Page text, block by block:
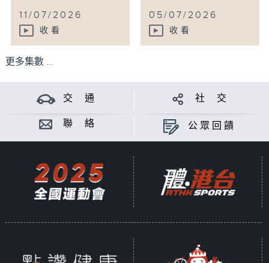
11/07/2026
收看
...
05/07/2026
收看
更多集數 ...
交 通 社 交
聯 絡 公眾回饋